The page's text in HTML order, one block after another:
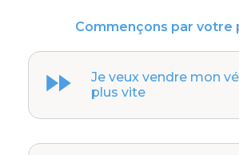
Commençons par votre
Je veux vendre mon
plus vite